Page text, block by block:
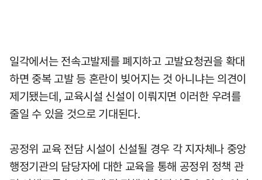
일각에서는 전속고발제를 폐지하고 고발요청권을 확대
하면 중복 고발 등 혼란이 빚어지는 것 아니냐는 의견이
제기됐는데, 교육시설 신설이 이뤄지면 이러한 우려를
줄일 수 있을 것으로 기대된다.
공정위 교육 전담 시설이 신설될 경우 각 지자체나 중앙
행정기관의 담당자에 대한 교육을 통해 공정위 정책 관